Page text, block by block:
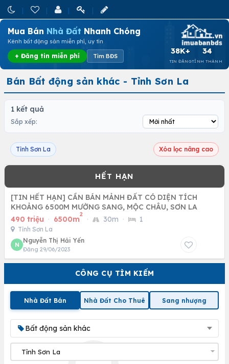
Mua Bán Nhà Đất Nhanh Chóng
Kênh bất động sản miễn phí, uy tín
+ Đăng tin miễn phí Tìm BĐS
38K+
TIN ĐĂNG
34
TỈNH THÀNH
CÔNG CỤ TÌM KIẾM
Nhà Đất Bán Nhà Đất Cho Thuê Sang nhượng
Bất động sản khác
Bán Bất động sản khác - Tỉnh Sơn La
1 kết quả
Sắp xếp:
Tỉnh Sơn La Xóa lọc nâng cao
[TIN HẾT HẠN] CẦN BÁN MẢNH ĐẤT CÓ DIỆN TÍCH
KHOẢNG 6500M MƯỜNG SANG, MỘC CHÂU, SƠN LA
490 triệu · 6500m
2
· 30m · 1
Tỉnh Sơn La
N
Nguyễn Thị Hải Yến
Đăng 29/06/2023